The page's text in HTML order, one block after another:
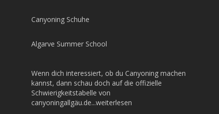
Canyoning Schuhe
Algarve Summer School
Wenn dich interessiert, ob du Canyoning machen
kannst, dann schau doch auf die offizielle
Schwierigkeitstabelle von
canyoningallgäu.de...weiterlesen